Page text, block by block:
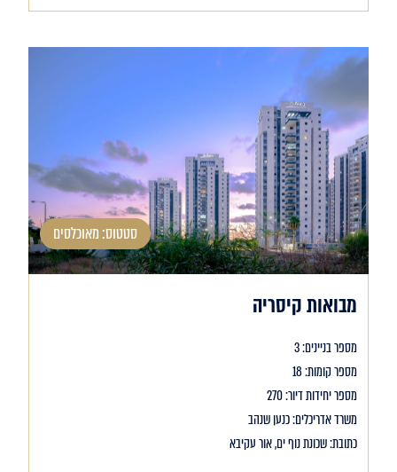
סטטוס: מאוכלסים
מבואות קיסריה
מספר בניינים: 3
מספר קומות: 18
מספר יחידות דיור: 270
משרד אדריכלים: כנען שנהב
כתובת: שכונת נוף ים, אור עקיבא